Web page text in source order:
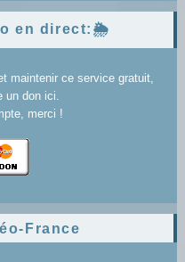
en direct:🌦️
maintenir ce service gratuit,
un don ici.
merci !
France